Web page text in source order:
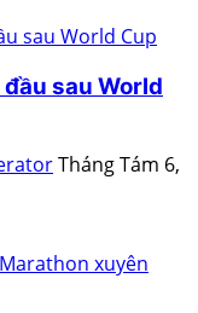
sau World
Tháng Tám 6,